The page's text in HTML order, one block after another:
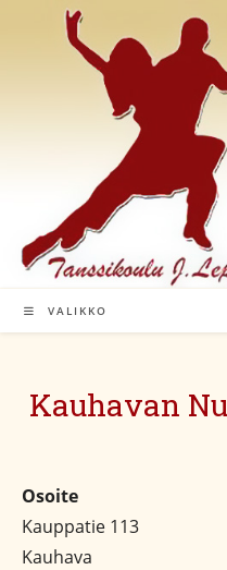
VALIKKO
Kauhavan
Osoite
Kauppatie 113
Kauhava